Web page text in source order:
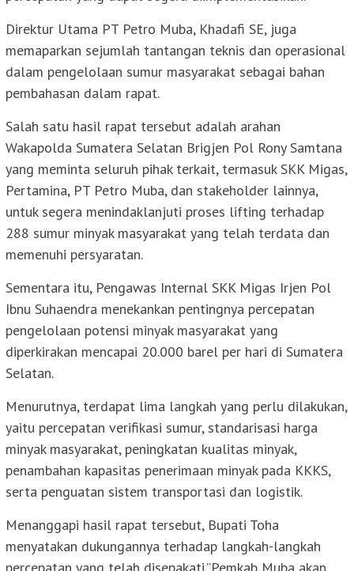
Direktur Utama PT Petro Muba, Khadafi SE, juga
memaparkan sejumlah tantangan teknis dan operasional
dalam pengelolaan sumur masyarakat sebagai bahan
pembahasan dalam rapat.
Salah satu hasil rapat tersebut adalah arahan
Wakapolda Sumatera Selatan Brigjen Pol Rony Samtana
yang meminta seluruh pihak terkait, termasuk SKK Migas,
Pertamina, PT Petro Muba, dan stakeholder lainnya,
untuk segera menindaklanjuti proses lifting terhadap
288 sumur minyak masyarakat yang telah terdata dan
memenuhi persyaratan.
Sementara itu, Pengawas Internal SKK Migas Irjen Pol
Ibnu Suhaendra menekankan pentingnya percepatan
pengelolaan potensi minyak masyarakat yang
diperkirakan mencapai 20.000 barel per hari di Sumatera
Selatan.
Menurutnya, terdapat lima langkah yang perlu dilakukan,
yaitu percepatan verifikasi sumur, standarisasi harga
minyak masyarakat, peningkatan kualitas minyak,
penambahan kapasitas penerimaan minyak pada KKKS,
serta penguatan sistem transportasi dan logistik.
Menanggapi hasil rapat tersebut, Bupati Toha
menyatakan dukungannya terhadap langkah-langkah